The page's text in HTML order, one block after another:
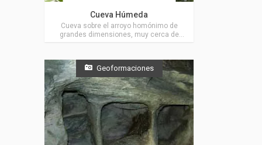
Cueva Húmeda
Cueva sobre el arroyo homónimo de
grandes dimensiones, muy cerca de
Geoformaciones